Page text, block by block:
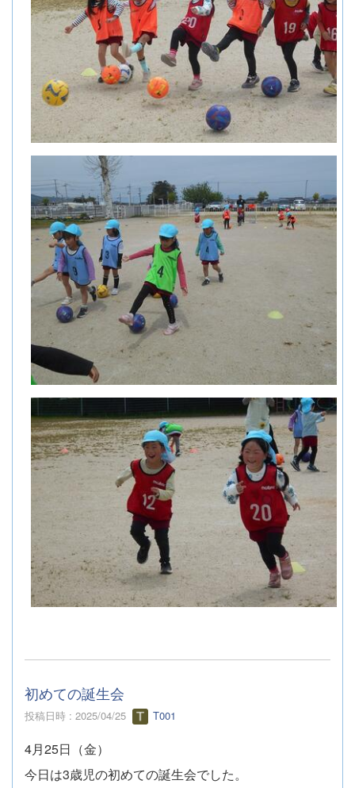
初めての誕生会
投稿日時 : 2025/04/25 T001
4月25日（金）
今日は3歳児の初めての誕生会でした。